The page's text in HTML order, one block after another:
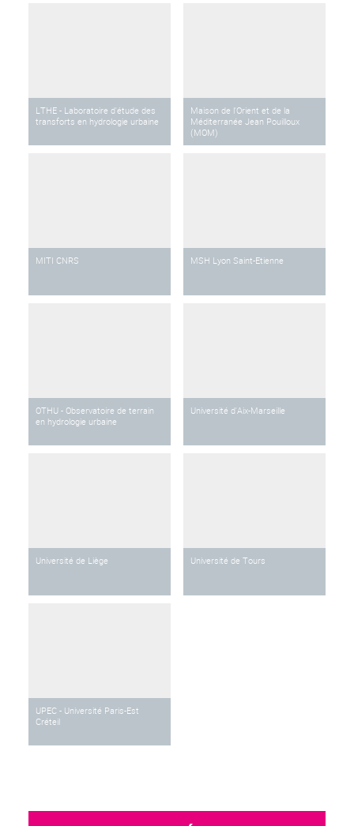
LTHE - Laboratoire d'étude des
transforts en hydrologie urbaine
Maison de l'Orient et de la
Méditerranée Jean Pouilloux
(MOM)
MITI CNRS MSH Lyon Saint-Etienne
OTHU - Observatoire de terrain
en hydrologie urbaine
Université d'Aix-Marseille
Université de Liège Université de Tours
UPEC - Université Paris-Est
Créteil